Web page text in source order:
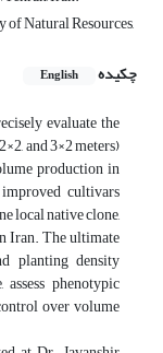
Natural Resources,
چکیده
English
evaluate the
and 3×2 meters)
production in
cultivars
local native clone,
Iran. The ultimate
planting density
phenotypic
over volume